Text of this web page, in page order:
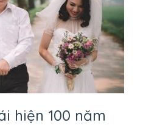
hiện 100 năm